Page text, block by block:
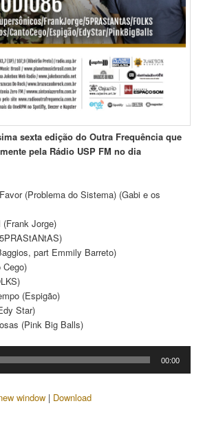
sexta edição do Outra Frequência que
pela Rádio USP FM no dia
(Problema do Sistema) (Gabi e os
(Frank Jorge)
part Emmily Barreto)
Cego)
(Espigão)
Star)
(Pink Big Balls)
00:00
window | Download